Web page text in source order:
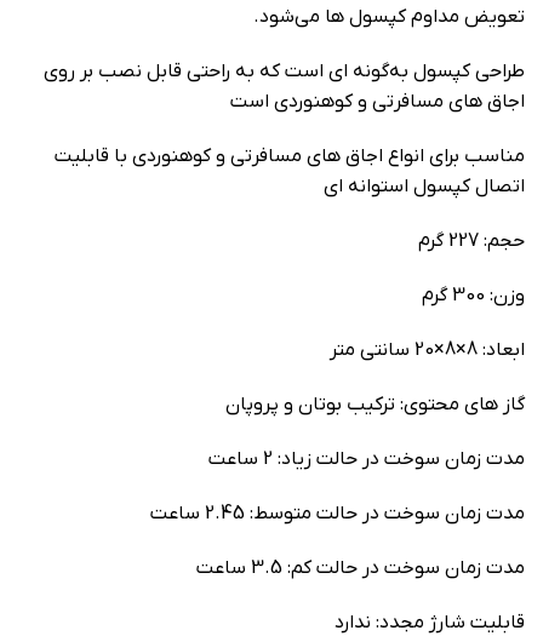
تعویض مداوم کپسول‌ ها می‌شود.
طراحی کپسول به‌گونه‌ ای است که به‌ راحتی قابل نصب بر روی
اجاق‌ های مسافرتی و کوهنوردی است
مناسب برای انواع اجاق‌ های مسافرتی و کوهنوردی با قابلیت
اتصال کپسول استوانه‌ ای
حجم: 227 گرم
وزن: 300 گرم
ابعاد: 8×8×20 سانتی‌ متر
گاز های محتوی: ترکیب بوتان و پروپان
مدت زمان سوخت در حالت زیاد: 2 ساعت
مدت زمان سوخت در حالت متوسط: 2.45 ساعت
مدت زمان سوخت در حالت کم: 3.5 ساعت
قابلیت شارژ مجدد: ندارد